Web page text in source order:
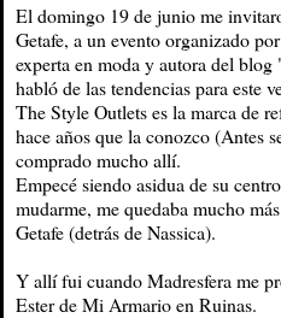
El domingo 19 de junio me
Getafe, a un evento organizado por
experta en moda y autora del blog
habló de las tendencias para este
The Style Outlets es la marca de
hace años que la conozco (Antes
comprado mucho allí.
Empecé siendo asidua de su
mudarme, me quedaba mucho
Getafe (detrás de Nassica).
Y allí fui cuando Madresfera me
Ester de Mi Armario en Ruinas.